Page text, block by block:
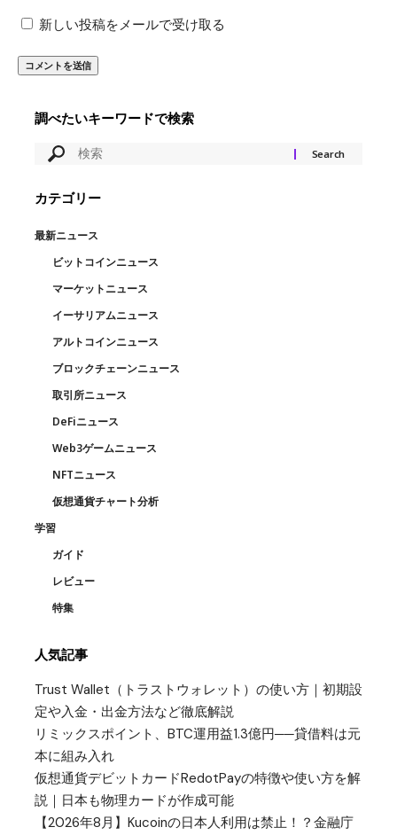
新しい投稿をメールで受け取る
調べたいキーワードで検索
カテゴリー
最新ニュース
ビットコインニュース
マーケットニュース
イーサリアムニュース
アルトコインニュース
ブロックチェーンニュース
取引所ニュース
DeFiニュース
Web3ゲームニュース
NFTニュース
仮想通貨チャート分析
学習
ガイド
レビュー
特集
人気記事
Trust Wallet（トラストウォレット）の使い方｜初期設
定や入金・出金方法など徹底解説
リミックスポイント、BTC運用益1.3億円──貸借料は元
本に組み入れ
仮想通貨デビットカードRedotPayの特徴や使い方を解
説｜日本も物理カードが作成可能
【2026年8月】Kucoinの日本人利用は禁止！？金融庁